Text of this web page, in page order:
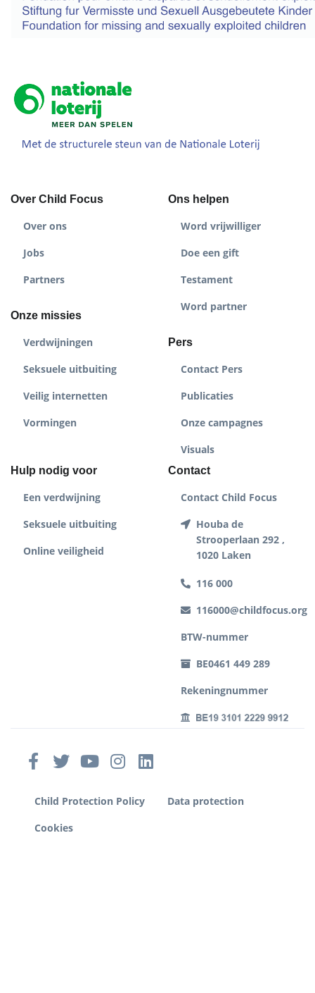
Over Child Focus
Over ons
Jobs
Partners
Onze missies
Verdwijningen
Seksuele uitbuiting
Veilig internetten
Vormingen
Ons helpen
Word vrijwilliger
Doe een gift
Testament
Word partner
Pers
Contact Pers
Publicaties
Onze campagnes
Visuals
Hulp nodig voor
Een verdwijning
Seksuele uitbuiting
Online veiligheid
Contact
Contact Child Focus
Houba de
Strooperlaan 292 ,
1020 Laken
116 000
116000@childfocus.org
BTW-nummer
BE0461 449 289
Rekeningnummer
Child Protection Policy
Data protection
Cookies